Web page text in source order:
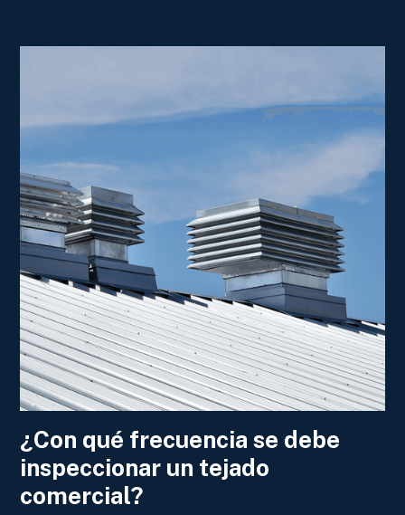
¿Con qué frecuencia se debe
inspeccionar un tejado
comercial?